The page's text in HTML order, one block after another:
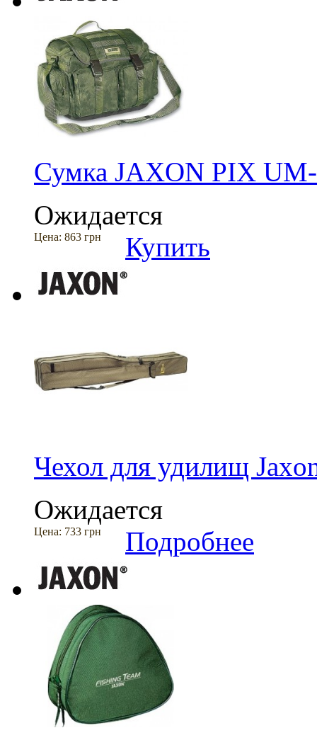
Сумка JAXON PIX
Ожидается
Цена: 863 грн Купить
Чехол для удилищ
Ожидается
Цена: 733 грн Подробнее